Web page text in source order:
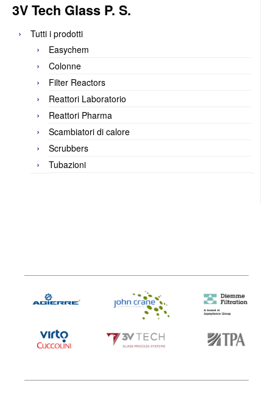
3V Tech Glass P. S.
Tutti i prodotti
Easychem
Colonne
Filter Reactors
Reattori Laboratorio
Reattori Pharma
Scambiatori di calore
Scrubbers
Tubazioni